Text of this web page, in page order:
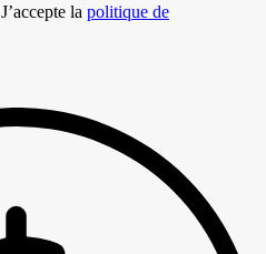
J’accepte la politique de